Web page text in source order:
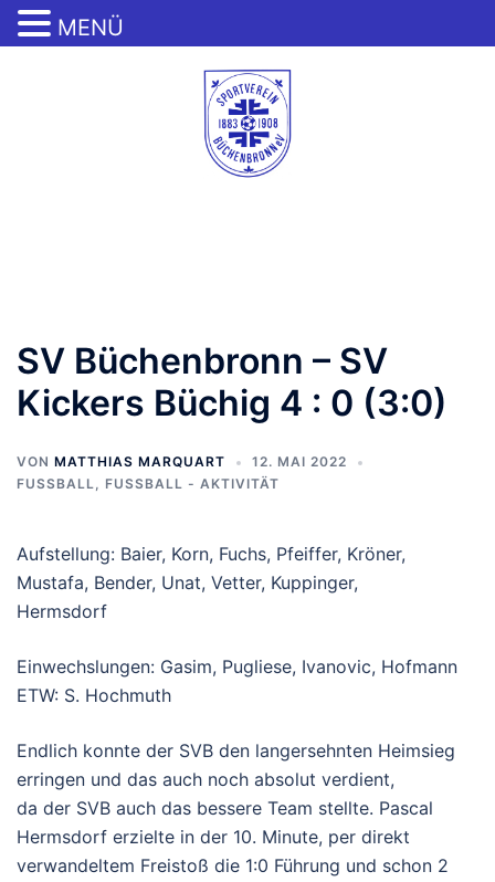
SV Büchenbronn – SV
Kickers Büchig 4 : 0 (3:0)
VON MATTHIAS MARQUART
12. MAI 2022
FUSSBALL
, FUSSBALL - AKTIVITÄT
Aufstellung: Baier, Korn, Fuchs, Pfeiffer, Kröner,
Mustafa, Bender, Unat, Vetter, Kuppinger,
Hermsdorf
Einwechslungen: Gasim, Pugliese, Ivanovic, Hofmann
ETW: S. Hochmuth
Endlich konnte der SVB den langersehnten Heimsieg
erringen und das auch noch absolut verdient,
da der SVB auch das bessere Team stellte. Pascal
Hermsdorf erzielte in der 10. Minute, per direkt
verwandeltem Freistoß die 1:0 Führung und schon 2
MENÜ